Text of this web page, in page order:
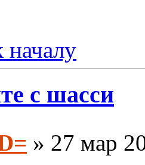
началу
с шасси
» 27 мар